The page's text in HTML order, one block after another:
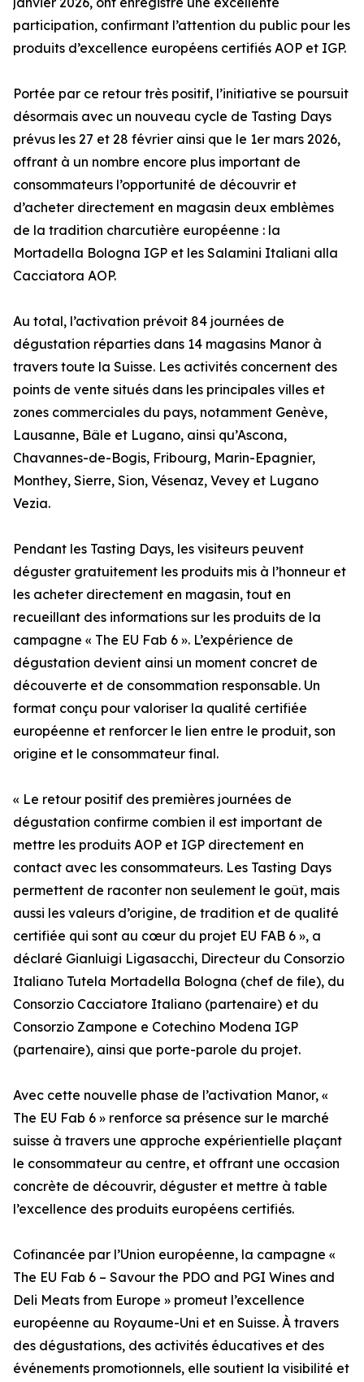
participation, confirmant l’attention du public pour les
produits d’excellence européens certifiés AOP et IGP.
Portée par ce retour très positif, l’initiative se poursuit
désormais avec un nouveau cycle de Tasting Days
prévus les 27 et 28 février ainsi que le 1er mars 2026,
offrant à un nombre encore plus important de
consommateurs l’opportunité de découvrir et
d’acheter directement en magasin deux emblèmes
de la tradition charcutière européenne : la
Mortadella Bologna IGP et les Salamini Italiani alla
Cacciatora AOP.
Au total, l’activation prévoit 84 journées de
dégustation réparties dans 14 magasins Manor à
travers toute la Suisse. Les activités concernent des
points de vente situés dans les principales villes et
zones commerciales du pays, notamment Genève,
Lausanne, Bâle et Lugano, ainsi qu’Ascona,
Chavannes-de-Bogis, Fribourg, Marin-Epagnier,
Monthey, Sierre, Sion, Vésenaz, Vevey et Lugano
Vezia.
Pendant les Tasting Days, les visiteurs peuvent
déguster gratuitement les produits mis à l’honneur et
les acheter directement en magasin, tout en
recueillant des informations sur les produits de la
campagne « The EU Fab 6 ». L’expérience de
dégustation devient ainsi un moment concret de
découverte et de consommation responsable. Un
format conçu pour valoriser la qualité certifiée
européenne et renforcer le lien entre le produit, son
origine et le consommateur final.
« Le retour positif des premières journées de
dégustation confirme combien il est important de
mettre les produits AOP et IGP directement en
contact avec les consommateurs. Les Tasting Days
permettent de raconter non seulement le goût, mais
aussi les valeurs d’origine, de tradition et de qualité
certifiée qui sont au cœur du projet EU FAB 6 », a
déclaré Gianluigi Ligasacchi, Directeur du Consorzio
Italiano Tutela Mortadella Bologna (chef de file), du
Consorzio Cacciatore Italiano (partenaire) et du
Consorzio Zampone e Cotechino Modena IGP
(partenaire), ainsi que porte-parole du projet.
Avec cette nouvelle phase de l’activation Manor, «
The EU Fab 6 » renforce sa présence sur le marché
suisse à travers une approche expérientielle plaçant
le consommateur au centre, et offrant une occasion
concrète de découvrir, déguster et mettre à table
l’excellence des produits européens certifiés.
Cofinancée par l’Union européenne, la campagne «
The EU Fab 6 – Savour the PDO and PGI Wines and
Deli Meats from Europe » promeut l’excellence
européenne au Royaume-Uni et en Suisse. À travers
des dégustations, des activités éducatives et des
événements promotionnels, elle soutient la visibilité et